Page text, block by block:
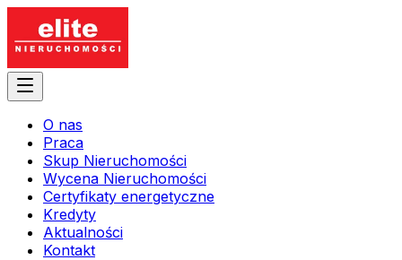
O nas
Praca
Skup Nieruchomości
Wycena Nieruchomości
Certyfikaty energetyczne
Kredyty
Aktualności
Kontakt